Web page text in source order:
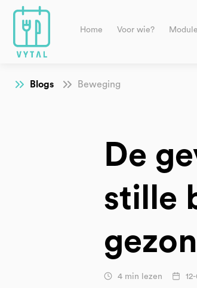
Home Voor wie?
Blogs Beweging
De
stille
4 min lezen